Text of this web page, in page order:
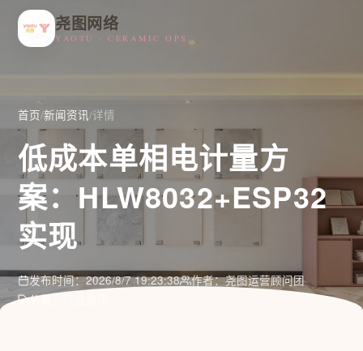
尧图网络
YAOTU · CERAMIC OPS
首页/新闻资讯/详情
低成本单相电计量方
案：HLW8032+ESP32
实现
发布时间：2026/8/7 19:23:38
作者：尧图运营顾问团
分类：行业资讯